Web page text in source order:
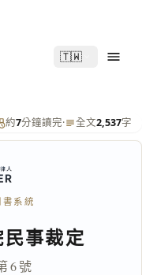
🇹🇼
約7分鐘讀完· 全文2,537字
系統
事裁定
6號